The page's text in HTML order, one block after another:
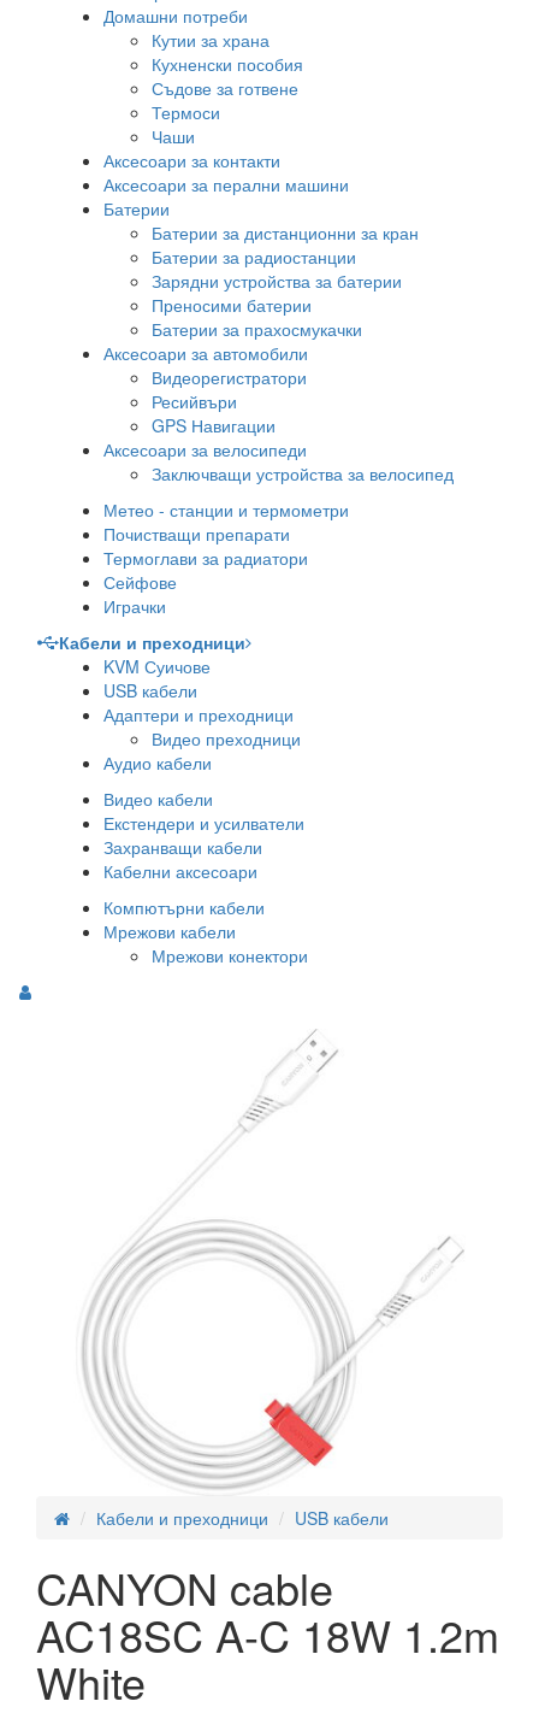
Домашни потреби
Кутии за храна
Кухненски пособия
Съдове за готвене
Термоси
Чаши
Аксесоари за контакти
Аксесоари за перални машини
Батерии
Батерии за дистанционни за кран
Батерии за радиостанции
Зарядни устройства за батерии
Преносими батерии
Батерии за прахосмукачки
Аксесоари за автомобили
Видеорегистратори
Ресийвъри
GPS Навигации
Аксесоари за велосипеди
Заключващи устройства за велосипед
Метео - станции и термометри
Почистващи препарати
Термоглави за радиатори
Сейфове
Играчки
Кабели и преходници
KVM Суичове
USB кабели
Адаптери и преходници
Видео преходници
Аудио кабели
Видео кабели
Екстендери и усилватели
Захранващи кабели
Кабелни аксесоари
Компютърни кабели
Мрежови кабели
Мрежови конектори
Кабели и преходници USB кабели
CANYON cable
AC18SC A-C 18W 1.2m
White